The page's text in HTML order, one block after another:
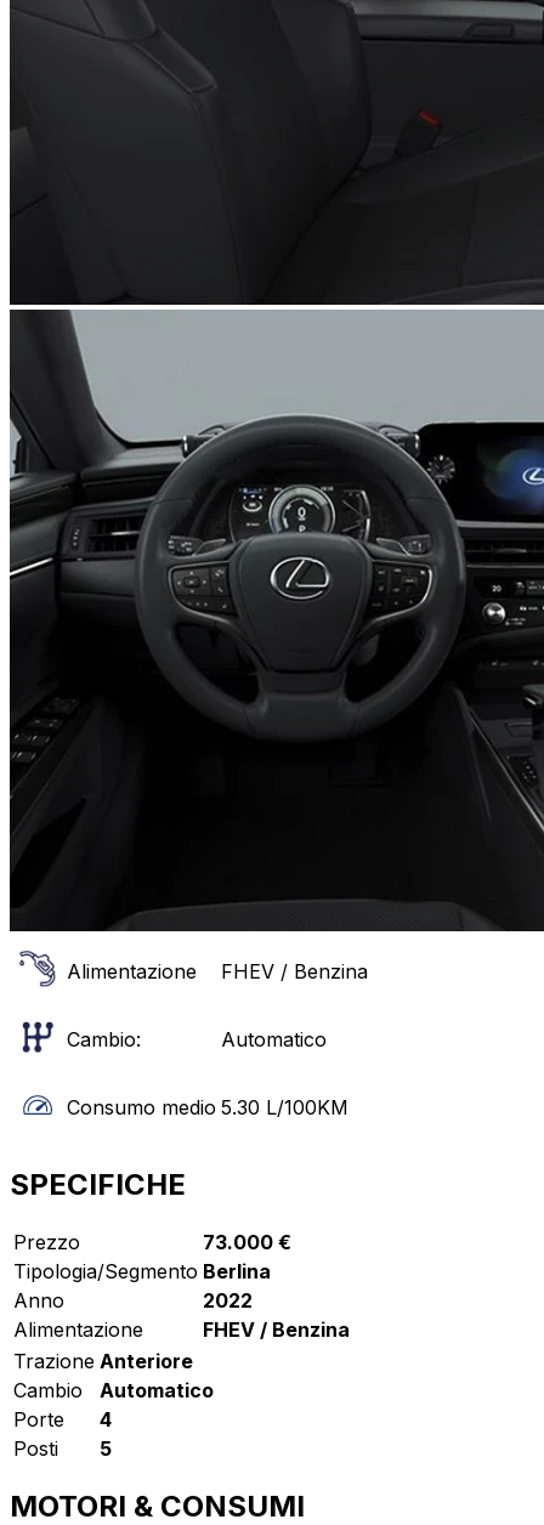
Alimentazione FHEV / Benzina
Cambio: Automatico
Consumo medio 5.30 L/100KM
SPECIFICHE
Prezzo
73.000 €
Tipologia/Segmento Berlina
Anno
2022
Alimentazione
FHEV / Benzina
Trazione Anteriore
Cambio
Automatico
Porte
4
Posti
5
MOTORI & CONSUMI